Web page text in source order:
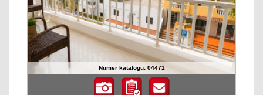
Numer katalogu: 04471